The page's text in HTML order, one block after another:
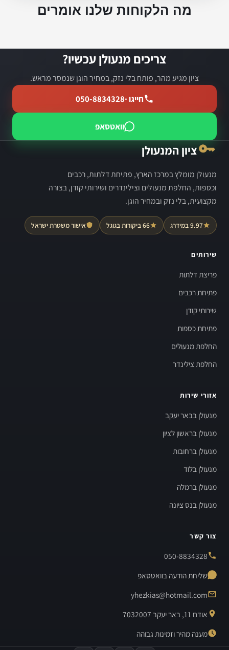
מה הלקוחות שלנו אומרים
צריכים מנעולן עכשיו?
ציון מגיע מהר, פותח בלי נזק, במחיר הוגן שנמסר מראש.
חייגו ·050-8834328
וואטסאפ
ציון המנעולן
מנעולן מומלץ במרכז הארץ, פתיחת דלתות, רכבים
וכספות, החלפת מנעולים וצילינדרים ושירותי קודן, בצורה
מקצועית, בלי נזק ובמחיר הוגן.
9.97 במידרג 66 ביקורות בגוגל אישור משטרת ישראל
שירותים
פריצת דלתות
פתיחת רכבים
שירותי קודן
פתיחת כספות
החלפת מנעולים
החלפת צילינדר
אזורי שירות
מנעולן בבאר יעקב
מנעולן בראשון לציון
מנעולן ברחובות
מנעולן בלוד
מנעולן ברמלה
מנעולן בנס ציונה
צור קשר
050-8834328
שליחת הודעה בוואטסאפ
yhezkias@hotmail.com
אודם 11, באר יעקב 7032007
מענה מהיר וזמינות גבוהה